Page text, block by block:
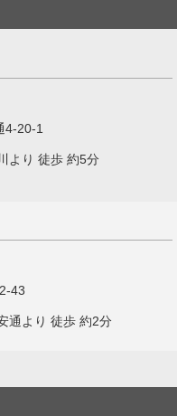
4-20-1
より 徒歩 約5分
43
通より 徒歩 約2分